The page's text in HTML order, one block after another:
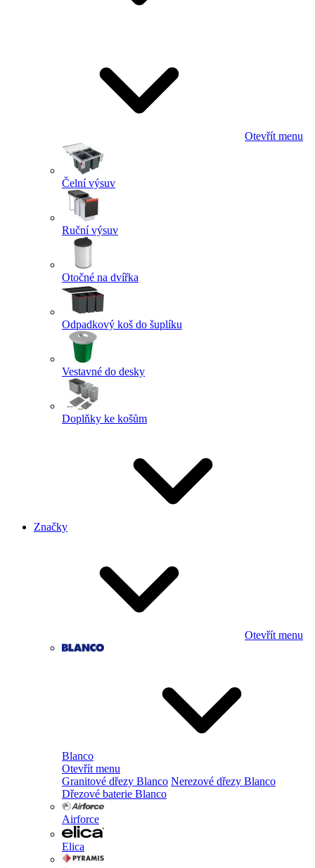
Otevřít menu
Čelní výsuv
Ruční výsuv
Otočné na dvířka
Odpadkový koš do šuplíku
Vestavné do desky
Doplňky ke košům
Značky
Otevřít menu
Blanco
Otevřít menu
Granitové dřezy Blanco Nerezové dřezy Blanco
Dřezové baterie Blanco
Airforce
Elica